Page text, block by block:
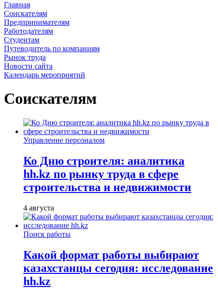
Главная
Соискателям
Предпринимателям
Работодателям
Студентам
Путеводитель по компаниям
Рынок труда
Новости сайта
Календарь мероприятий
Соискателям
Управление персоналом
Ко Дню строителя: аналитика
hh.kz по рынку труда в сфере
строительства и недвижимости
4 августа
Поиск работы
Какой формат работы выбирают
казахстанцы сегодня: исследование
hh.kz